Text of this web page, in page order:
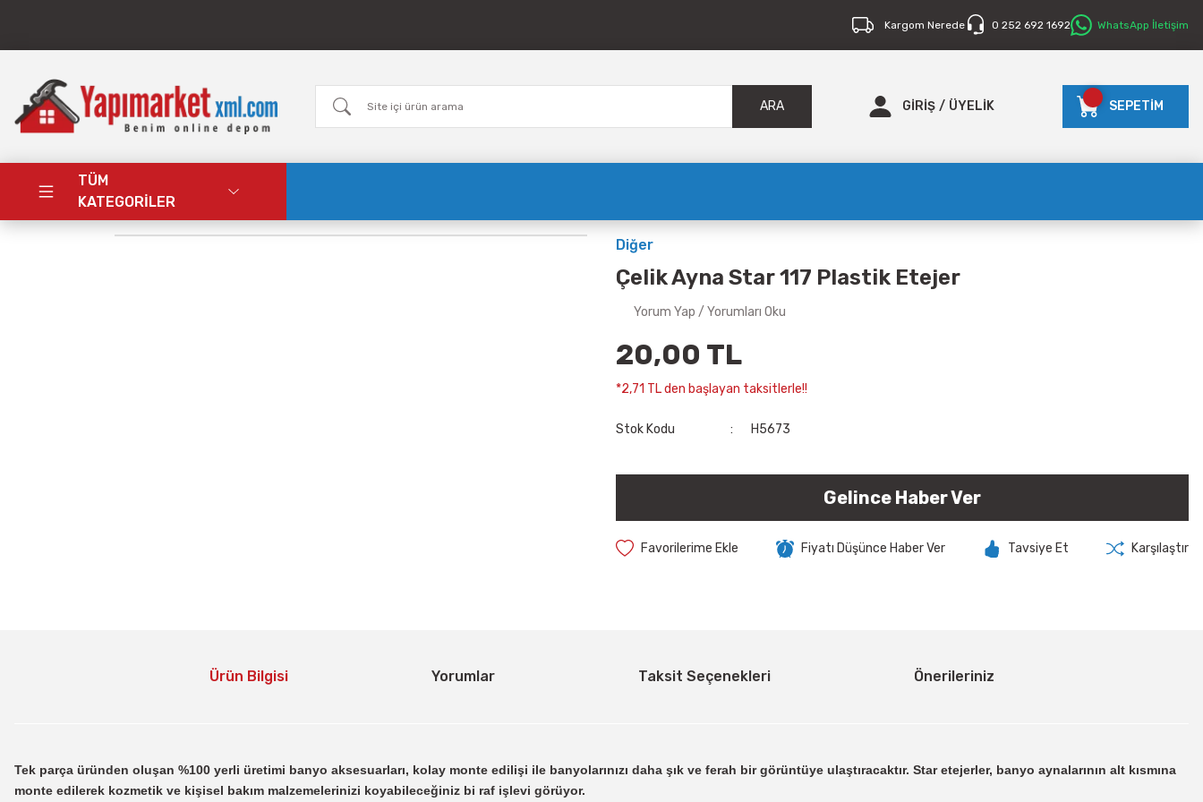
Kargom Nerede 0 252 692 1692 WhatsApp İletişim
ARA GİRİŞ / ÜYELİK SEPETİM
TÜM
KATEGORİLER
Diğer
Çelik Ayna Star 117 Plastik Etejer
Yorum Yap / Yorumları Oku
20,00 TL
*2,71 TL den başlayan taksitlerle!!
Stok Kodu H5673
Gelince Haber Ver
Fiyatı Düşünce Haber Ver Tavsiye Et Karşılaştır
Ürün Bilgisi Yorumlar Taksit Seçenekleri Önerileriniz
Tek parça üründen oluşan %100 yerli üretimi banyo aksesuarları, kolay monte edilişi ile banyolarınızı daha şık ve ferah bir görüntüye ulaştıracaktır. Star etejerler, banyo aynalarının alt kısmına
monte edilerek kozmetik ve kişisel bakım malzemelerinizi koyabileceğiniz bi raf işlevi görüyor.